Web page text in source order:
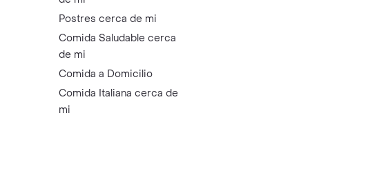
Postres cerca de mi
Comida Saludable cerca
de mi
Comida a Domicilio
Comida Italiana cerca de
mi